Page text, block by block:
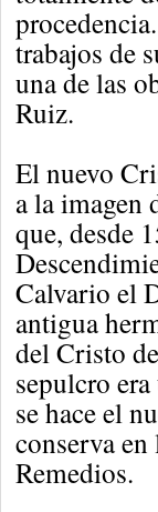
trabajos de
una de las
Ruiz.
El nuevo
a la imagen
que, desde
Calvario el
antigua
del Cristo
sepulcro
se hace el
conserva
Remedios.